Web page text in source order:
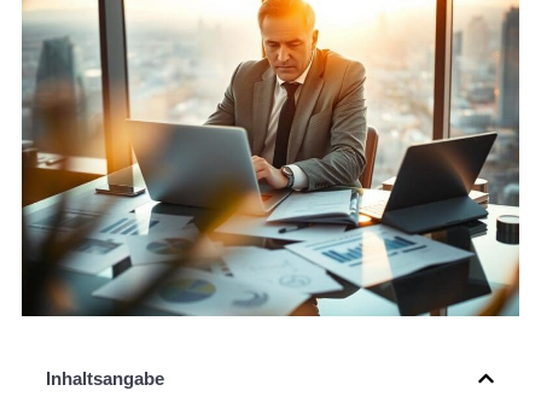
Inhaltsangabe